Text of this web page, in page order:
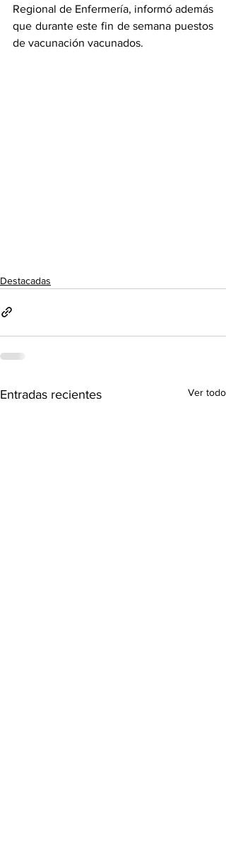
Regional de Enfermería, informó además
que durante este fin de semana puestos
de vacunación vacunados.
Destacadas
Entradas recientes Ver todo